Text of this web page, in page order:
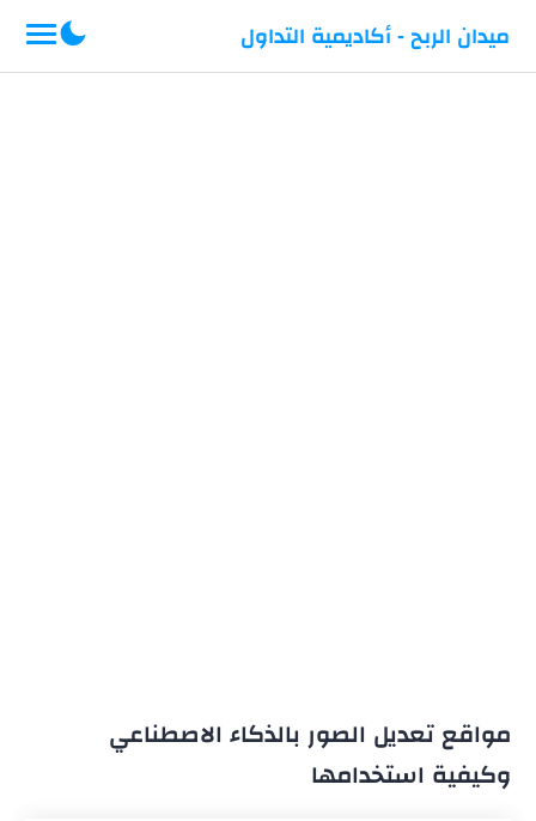
ميدان الربح - أكاديمية التداول
مواقع تعديل الصور بالذكاء الاصطناعي
وكيفية استخدامها